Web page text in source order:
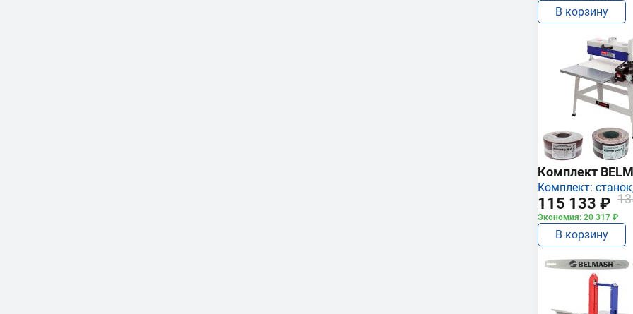
В корзину
Комплект
Комплект:
115 133 ₽
Экономия: 20 317 ₽
В корзину